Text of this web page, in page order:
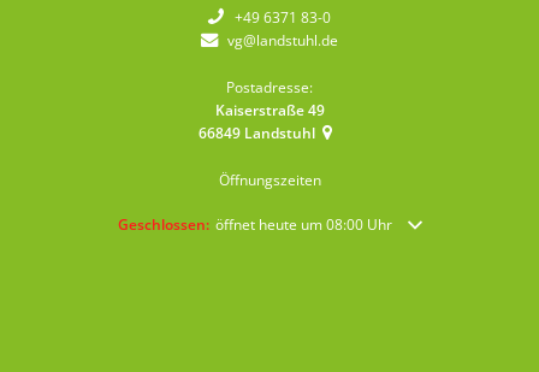
+49 6371 83-0
vg@landstuhl.de
Postadresse:
Kaiserstraße 49
66849 Landstuhl
Öffnungszeiten
Klicken, um weitere Öffnungs- oder Schließzeiten
Geschlossen: öffnet heute um 08:00 Uhr